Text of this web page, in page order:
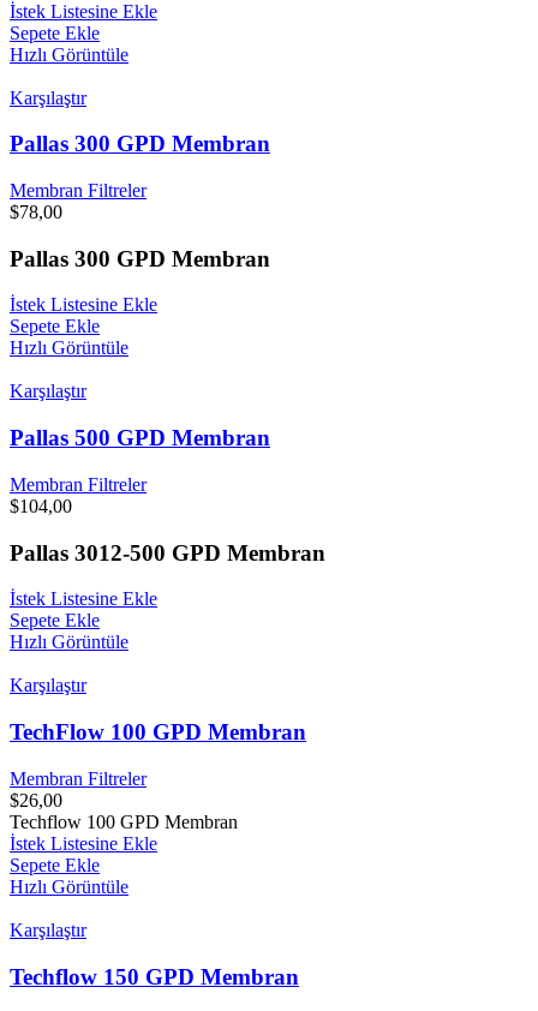
İstek Listesine Ekle
Sepete Ekle
Hızlı Görüntüle
Karşılaştır
Pallas 300 GPD Membran
Membran Filtreler
$78,00
Pallas 300 GPD Membran
İstek Listesine Ekle
Sepete Ekle
Hızlı Görüntüle
Karşılaştır
Pallas 500 GPD Membran
Membran Filtreler
$104,00
Pallas 3012-500 GPD Membran
İstek Listesine Ekle
Sepete Ekle
Hızlı Görüntüle
Karşılaştır
TechFlow 100 GPD Membran
Membran Filtreler
$26,00
Techflow 100 GPD Membran
İstek Listesine Ekle
Sepete Ekle
Hızlı Görüntüle
Karşılaştır
Techflow 150 GPD Membran